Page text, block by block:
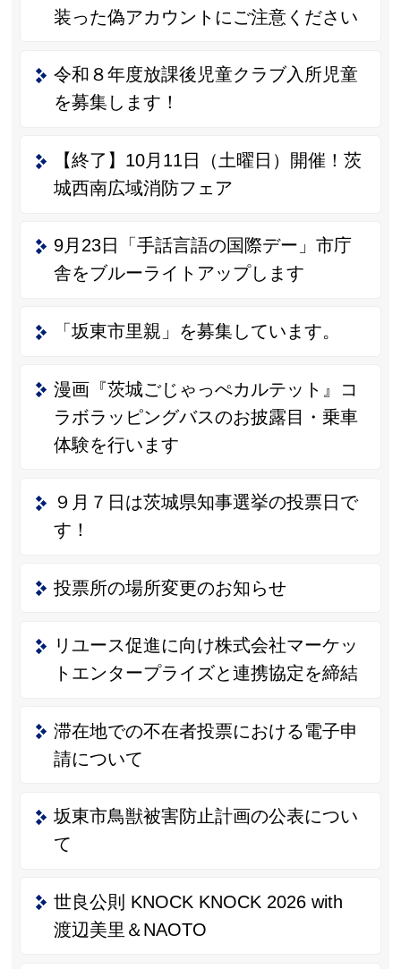
装った偽アカウントにご注意ください
令和８年度放課後児童クラブ入所児童
を募集します！
【終了】10月11日（土曜日）開催！茨
城西南広域消防フェア
9月23日「手話言語の国際デー」市庁
舎をブルーライトアップします
「坂東市里親」を募集しています。
漫画『茨城ごじゃっぺカルテット』コ
ラボラッピングバスのお披露目・乗車
体験を行います
９月７日は茨城県知事選挙の投票日で
す！
投票所の場所変更のお知らせ
リユース促進に向け株式会社マーケッ
トエンタープライズと連携協定を締結
滞在地での不在者投票における電子申
請について
坂東市鳥獣被害防止計画の公表につい
て
世良公則 KNOCK KNOCK 2026 with
渡辺美里＆NAOTO